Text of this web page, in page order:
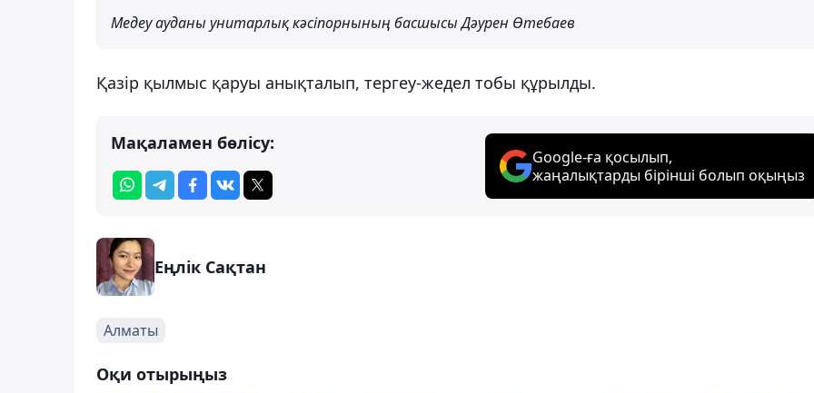
Медеу ауданы унитарлық кәсіпорнының басшысы Дәурен Өтебаев
Қазір қылмыс қаруы анықталып, тергеу-жедел тобы құрылды.
Мақаламен бөлісу:
Google-ға қосылып,
жаңалықтарды бірінші болып оқыңыз
Еңлік Сақтан
Алматы
Оқи отырыңыз